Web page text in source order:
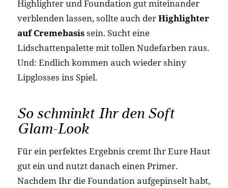
Highlighter und Foundation gut miteinander
verblenden lassen, sollte auch derHighlighter
auf Cremebasissein. Sucht eine
Lidschattenpalette mit tollen Nudefarben raus.
Und: Endlich kommen auch wieder shiny
Lipglosses ins Spiel.
So schminkt Ihr den Soft
Glam-Look
Für ein perfektes Ergebnis cremt Ihr Eure Haut
gut ein und nutzt danach einen Primer.
Nachdem Ihr die Foundation aufgepinselt habt,